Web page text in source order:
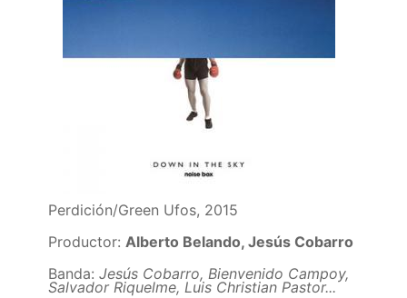
Perdición/Green Ufos, 2015
Productor: Alberto Belando, Jesús Cobarro
Banda: Jesús Cobarro, Bienvenido Campoy,
Salvador Riquelme, Luis Christian Pastor...